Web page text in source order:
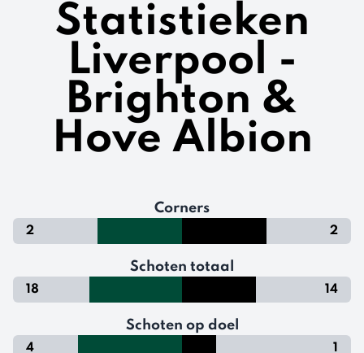
Statistieken
Liverpool -
Brighton &
Hove Albion
Corners
2 2
Schoten totaal
18 14
Schoten op doel
4 1